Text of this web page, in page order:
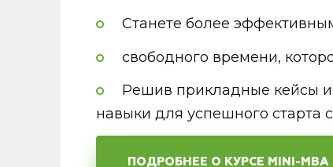
Станете более
свободного времени,
Решив прикладные кейсы
навыки для успешного старта
ПОДРОБНЕЕ О КУРСЕ MINI-MBA